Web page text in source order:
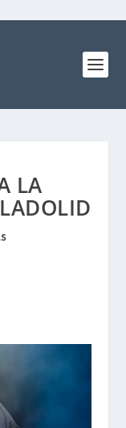
LA